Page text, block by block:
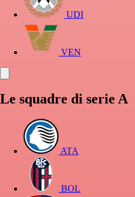
UDI
VEN
Le squadre di serie A
ATA
BOL